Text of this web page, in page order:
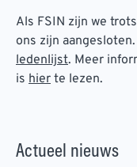
Als FSIN zijn we
ons zijn
ledenlijst. Meer
is hier te lezen.
Actueel nieuws